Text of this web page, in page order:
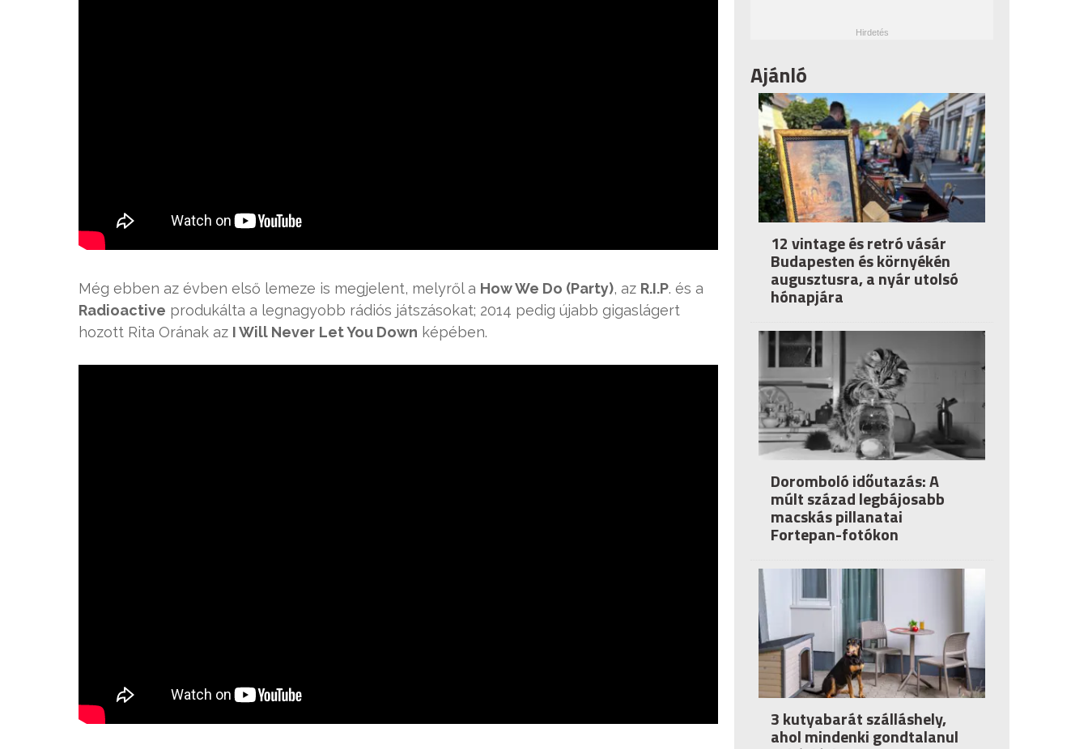
Még ebben az évben első lemeze is megjelent, melyről a How We Do (Party), az R.I.P. és a
Radioactive produkálta a legnagyobb rádiós játszásokat; 2014 pedig újabb gigaslágert
hozott Rita Orának az I Will Never Let You Down képében.
Ajánló
12 vintage és retró vásár
Budapesten és környékén
augusztusra, a nyár utolsó
hónapjára
Doromboló időutazás: A
múlt század legbájosabb
macskás pillanatai
Fortepan-fotókon
3 kutyabarát szálláshely,
ahol mindenki gondtalanul